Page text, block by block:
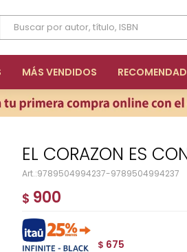
MÁS VENDIDOS
EL CORAZON ES
9789504994237-9789504994237
$ 900
$ 675